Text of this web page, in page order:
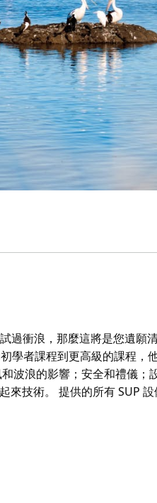
過衝浪，那麼這將是您遺願
學者課程到更高級的課程，
波浪的影響；安全和禮儀；
技術。 提供的所有 SUP 設